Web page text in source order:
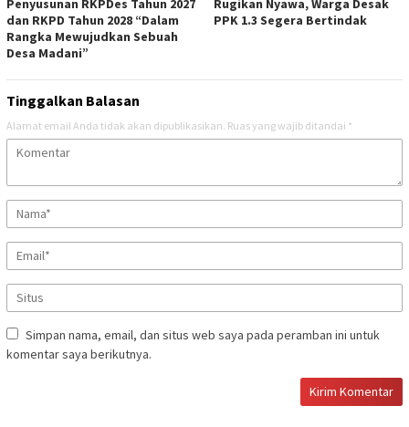
Penyusunan RKPDes Tahun 2027
dan RKPD Tahun 2028 “Dalam
Rangka Mewujudkan Sebuah
Desa Madani”
Rugikan Nyawa, Warga Desak
PPK 1.3 Segera Bertindak
Tinggalkan Balasan
Alamat email Anda tidak akan dipublikasikan. Ruas yang wajib ditandai *
Simpan nama, email, dan situs web saya pada peramban ini untuk
komentar saya berikutnya.